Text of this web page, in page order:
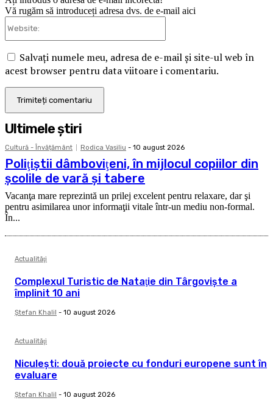
Vă rugăm să introduceți adresa dvs. de e-mail aici
Salvați numele meu, adresa de e-mail și site-ul web în
acest browser pentru data viitoare i comentariu.
Ultimele ştiri
Cultură - Învățământ Rodica Vasiliu - 10 august 2026
Poliţiştii dâmboviţeni, în mijlocul copiilor din
şcolile de vară şi tabere
Vacanţa mare reprezintă un prilej excelent pentru relaxare, dar şi
pentru asimilarea unor informaţii vitale într-un mediu non-formal.
În...
Actualităţi
Complexul Turistic de Nataţie din Târgovişte a
împlinit 10 ani
Ştefan Khalil - 10 august 2026
Actualităţi
Niculeşti: două proiecte cu fonduri europene sunt în
evaluare
Ştefan Khalil - 10 august 2026